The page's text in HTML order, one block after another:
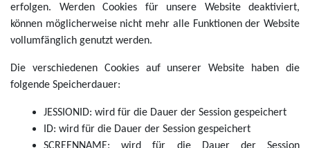
erfolgen. Werden Cookies für unsere Website deaktiviert,
können möglicherweise nicht mehr alle Funktionen der Website
vollumfänglich genutzt werden.
Die verschiedenen Cookies auf unserer Website haben die
folgende Speicherdauer:
JESSIONID: wird für die Dauer der Session gespeichert
ID: wird für die Dauer der Session gespeichert